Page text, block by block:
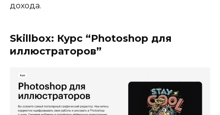
дохода.
Skillbox: Курс “Photoshop для
иллюстраторов”